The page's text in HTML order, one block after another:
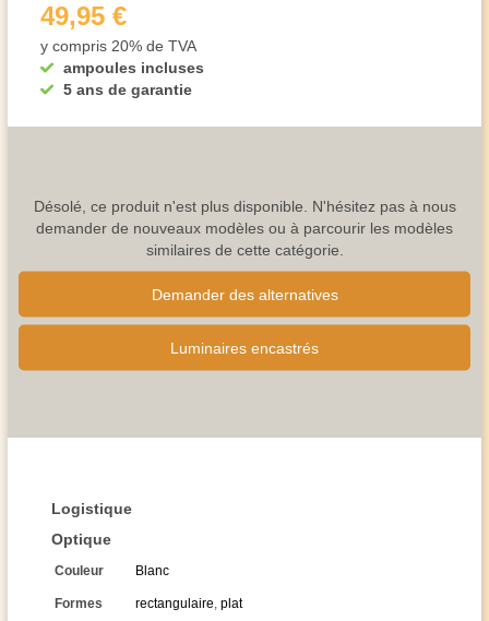
ampoules incluses
5 ans de garantie
49,95 €
y compris 20% de TVA
Désolé, ce produit n'est plus disponible. N'hésitez pas à nous
demander de nouveaux modèles ou à parcourir les modèles
similaires de cette catégorie.
Demander des alternatives
Luminaires encastrés
Logistique
Optique
Couleur Blanc
Formes rectangulaire, plat